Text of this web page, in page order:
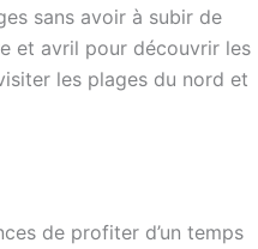
sans avoir à subir de
et avril pour découvrir les
les plages du nord et
de profiter d’un temps